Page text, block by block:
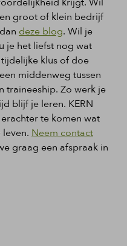
groot of klein bedrijf
deze blog. Wil je
je het liefst nog wat
klus of doe
middenweg tussen
traineeship. Zo werk je
blijf je leren. KERN
te komen wat
Neem contact
graag een afspraak in